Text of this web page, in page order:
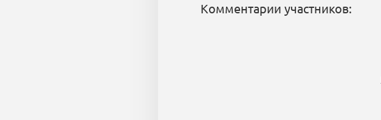
Комментарии участников: